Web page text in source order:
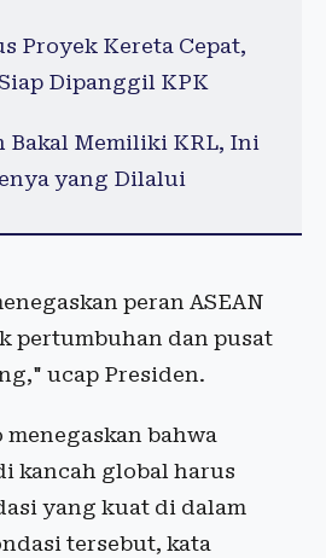
Proyek Kereta Cepat,
Dipanggil KPK
Bakal Memiliki KRL, Ini
yang Dilalui
peran ASEAN
pertumbuhan dan pusat
ucap Presiden.
bahwa
kancah global harus
yang kuat di dalam
tersebut, kata